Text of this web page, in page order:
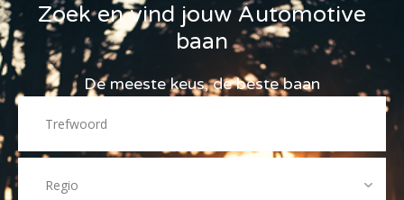
Zoek en vind jouw Automotive
baan
De meeste keus, de beste baan